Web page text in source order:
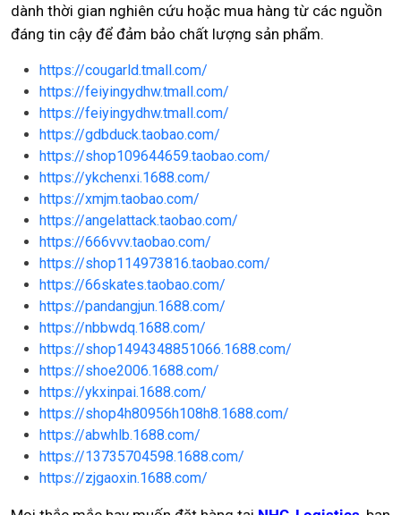
dành thời gian nghiên cứu hoặc mua hàng từ các nguồn
đáng tin cậy để đảm bảo chất lượng sản phẩm.
https://cougarld.tmall.com/
https://feiyingydhw.tmall.com/
https://feiyingydhw.tmall.com/
https://gdbduck.taobao.com/
https://shop109644659.taobao.com/
https://ykchenxi.1688.com/
https://xmjm.taobao.com/
https://angelattack.taobao.com/
https://666vvv.taobao.com/
https://shop114973816.taobao.com/
https://66skates.taobao.com/
https://pandangjun.1688.com/
https://nbbwdq.1688.com/
https://shop1494348851066.1688.com/
https://shoe2006.1688.com/
https://ykxinpai.1688.com/
https://shop4h80956h108h8.1688.com/
https://abwhlb.1688.com/
https://13735704598.1688.com/
https://zjgaoxin.1688.com/